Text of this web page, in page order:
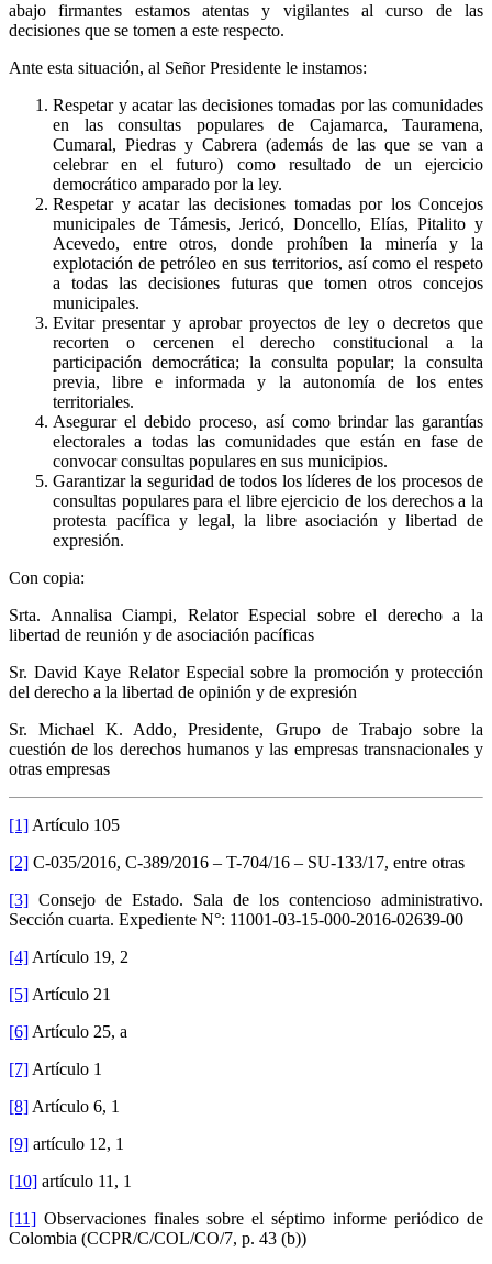
abajo firmantes estamos atentas y vigilantes al curso de las
decisiones que se tomen a este respecto.
Ante esta situación, al Señor Presidente le instamos:
Respetar y acatar las decisiones tomadas por las comunidades
en las consultas populares de Cajamarca, Tauramena,
Cumaral, Piedras y Cabrera (además de las que se van a
celebrar en el futuro) como resultado de un ejercicio
democrático amparado por la ley.
Respetar y acatar las decisiones tomadas por los Concejos
municipales de Támesis, Jericó, Doncello, Elías, Pitalito y
Acevedo, entre otros, donde prohíben la minería y la
explotación de petróleo en sus territorios, así como el respeto
a todas las decisiones futuras que tomen otros concejos
municipales.
Evitar presentar y aprobar proyectos de ley o decretos que
recorten o cercenen el derecho constitucional a la
participación democrática; la consulta popular; la consulta
previa, libre e informada y la autonomía de los entes
territoriales.
Asegurar el debido proceso, así como brindar las garantías
electorales a todas las comunidades que están en fase de
convocar consultas populares en sus municipios.
Garantizar la seguridad de todos los líderes de los procesos de
consultas populares para el libre ejercicio de los derechos a la
protesta pacífica y legal, la libre asociación y libertad de
expresión.
Con copia:
Srta. Annalisa Ciampi, Relator Especial sobre el derecho a la
libertad de reunión y de asociación pacíficas
Sr. David Kaye Relator Especial sobre la promoción y protección
del derecho a la libertad de opinión y de expresión
Sr. Michael K. Addo, Presidente, Grupo de Trabajo sobre la
cuestión de los derechos humanos y las empresas transnacionales y
otras empresas
[1] Artículo 105
[2] C-035/2016, C-389/2016 – T-704/16 – SU-133/17, entre otras
[3] Consejo de Estado. Sala de los contencioso administrativo.
Sección cuarta. Expediente N°: 11001-03-15-000-2016-02639-00
[4] Artículo 19, 2
[5] Artículo 21
[6] Artículo 25, a
[7] Artículo 1
[8] Artículo 6, 1
[9] artículo 12, 1
[10] artículo 11, 1
[11] Observaciones finales sobre el séptimo informe periódico de
Colombia (CCPR/C/COL/CO/7, p. 43 (b))